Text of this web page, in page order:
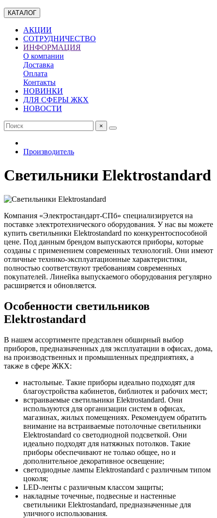
КАТАЛОГ
АКЦИИ
СОТРУДНИЧЕСТВО
ИНФОРМАЦИЯ
О компании
Доставка
Оплата
Контакты
НОВИНКИ
ДЛЯ СФЕРЫ ЖКХ
НОВОСТИ
×
Производитель
Светильники Elektrostandard
Компания «Электростандарт-СПб» специализируется на
поставке электротехнического оборудования. У нас вы можете
купить светильники Elektrostandard по конкурентоспособной
цене. Под данным брендом выпускаются приборы, которые
созданы с применением современных технологий. Они имеют
отличные технико-эксплуатационные характеристики,
полностью соответствуют требованиям современных
покупателей. Линейка выпускаемого оборудования регулярно
расширяется и обновляется.
Особенности светильников
Elektrostandard
В нашем ассортименте представлен обширный выбор
приборов, предназначенных для эксплуатации в офисах, дома,
на производственных и промышленных предприятиях, а
также в сфере ЖКХ:
настольные. Такие приборы идеально подходят для
благоустройства кабинетов, библиотек и рабочих мест;
встраиваемые светильники Elektrostandard. Они
используются для организации систем в офисах,
магазинах, жилых помещениях. Рекомендуем обратить
внимание на встраиваемые потолочные светильники
Elektrostandard со светодиодной подсветкой. Они
идеально подходят для натяжных потолков. Такие
приборы обеспечивают не только общее, но и
дополнительное декоративное освещение;
светодиодные лампы Elektrostandard с различным типом
цоколя;
LED-ленты с различным классом защиты;
накладные точечные, подвесные и настенные
светильники Elektrostandard, предназначенные для
уличного использования.